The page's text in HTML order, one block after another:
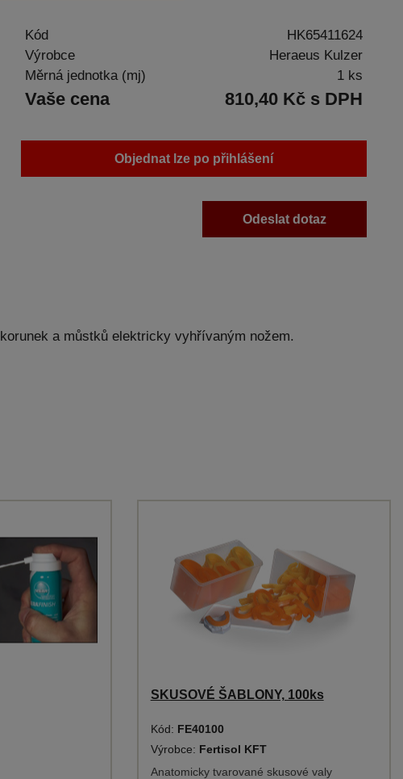
Kód
HK65411624
Výrobce
Heraeus Kulzer
Měrná jednotka (mj)
1 ks
Vaše cena 810,40 Kč s DPH
Objednat lze po přihlášení
Odeslat dotaz
a můstků elektricky vyhřívaným nožem.
SKUSOVÉ ŠABLONY, 100ks
Kód: FE40100
Výrobce: Fertisol KFT
Anatomicky tvarované skusové valy